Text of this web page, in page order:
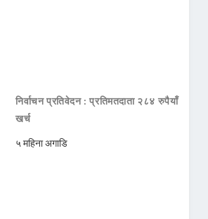
निर्वाचन प्रतिवेदन : प्रतिमतदाता २८४ रुपैयाँ
खर्च
५ महिना अगाडि